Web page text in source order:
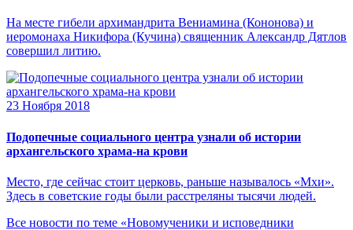
На месте гибели архимандрита Вениамина (Кононова) и
иеромонаха Никифора (Кучина) священник Александр Дятлов
совершил литию.
23 Ноября 2018
Подопечные социального центра узнали об истории
архангельского храма-на крови
Место, где сейчас стоит церковь, раньше называлось «Мхи».
Здесь в советские годы были расстреляны тысячи людей.
Все новости по теме «Новомученики и исповедники